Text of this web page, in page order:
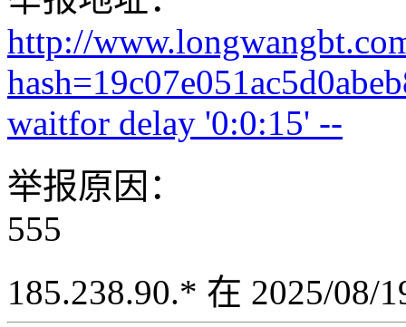
http://
waitfor delay '0:0:15' --
举报原因：
555
185.238.90.* 在 2025/08/